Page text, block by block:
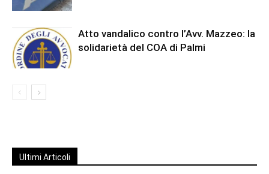
Atto vandalico contro l’Avv. Mazzeo: la
solidarietà del COA di Palmi
Ultimi Articoli